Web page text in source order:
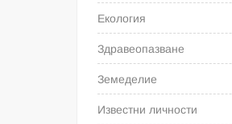
Екология
Здравеопазване
Земеделие
Известни личности